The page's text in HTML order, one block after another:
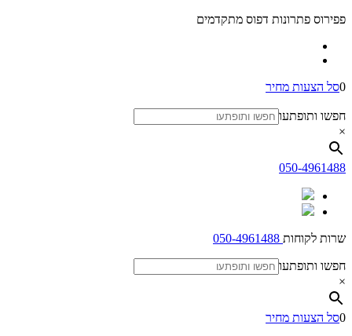
פפירוס פתרונות דפוס מתקדמים
0סל הצעות מחיר
חפשו ותופתעו
×
050-4961488
שרות לקוחות
חפשו ותופתעו
×
0סל הצעות מחיר